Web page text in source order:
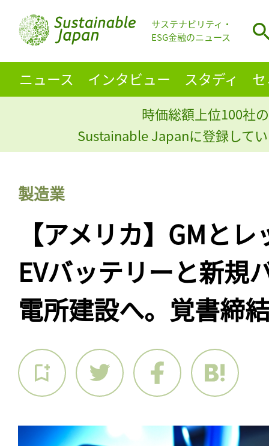
サステナビリティ・
ESG金融のニュース
ニュース インタビュー スタディ
時価総額上位100社
Sustainable Japanに登録して
製造業
【アメリカ】GMと
EVバッテリーと新規
電所建設へ。覚書締